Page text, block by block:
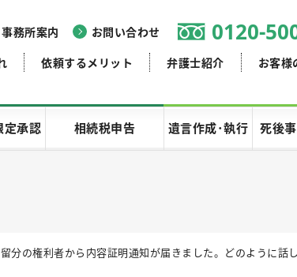
事務所案内 お問い合わせ 0120-
依頼するメリット 弁護士紹介 お客様
定承認 相続税申告 遺言作成･執行 死後
分の権利者から内容証明通知が届きました。どのように話